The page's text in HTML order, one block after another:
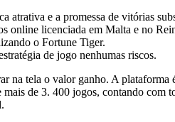
atrativa e a promessa de vitórias
online licenciada em Malta e no
o Fortune Tiger.
de jogo nenhumas riscos.
na tela o valor ganho. A
de 3. 400 jogos, contando